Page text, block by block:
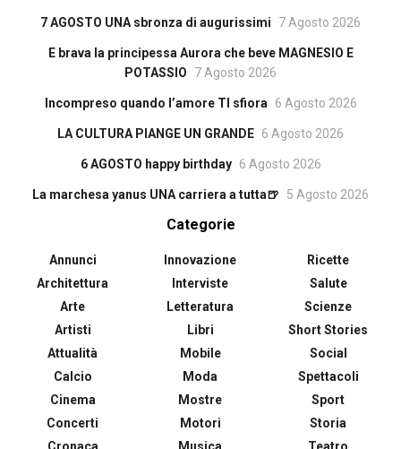
7 AGOSTO UNA sbronza di augurissimi 7 Agosto 2026
E brava la principessa Aurora che beve MAGNESIO E
POTASSIO
7 Agosto 2026
Incompreso quando l’amore TI sfiora 6 Agosto 2026
LA CULTURA PIANGE UN GRANDE 6 Agosto 2026
6 AGOSTO happy birthday 6 Agosto 2026
La marchesa yanus UNA carriera a tutta🍺 5 Agosto 2026
Categorie
Annunci
Architettura
Arte
Artisti
Attualità
Calcio
Cinema
Concerti
Cronaca
Innovazione
Interviste
Letteratura
Libri
Mobile
Moda
Mostre
Motori
Musica
Ricette
Salute
Scienze
Short Stories
Social
Spettacoli
Sport
Storia
Teatro